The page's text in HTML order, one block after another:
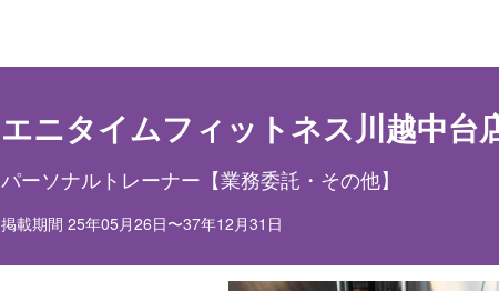
エニタイムフィットネス川越中台
パーソナルトレーナー【業務委託・その他】
掲載期間 25年05月26日〜37年12月31日